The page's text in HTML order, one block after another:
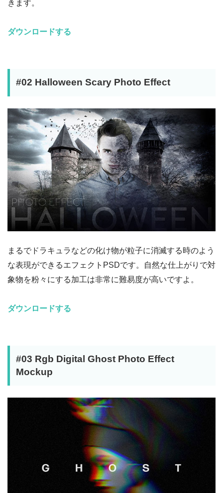
きます。
ダウンロードする
#02 Halloween Scary Photo Effect
まるでドラキュラなどの化け物が粒子に消滅する時のよう
な表現ができるエフェクトPSDです。自然な仕上がりで対
象物を粉々にする加工は非常に難易度が高いですよ。
ダウンロードする
#03 Rgb Digital Ghost Photo Effect
Mockup